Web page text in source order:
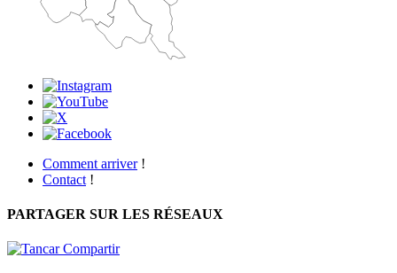
Comment arriver !
Contact !
PARTAGER SUR LES RÉSEAUX